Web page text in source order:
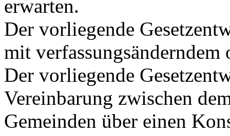
erwarten.
Der vorliegende
mit
Der vorliegende
Vereinbarung zwischen
Gemeinden über einen